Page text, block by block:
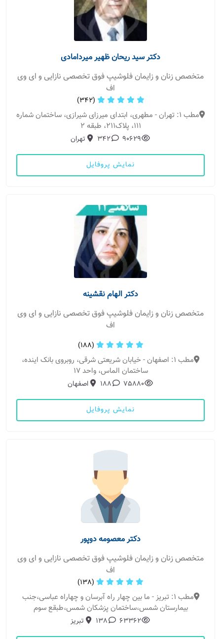
دکتر سید ریحان ظهیر میردامادی
متخصص زنان و زایمان فلوشیپ فوق تخصصی نازایی و ای وی
اف
(342)
مطب 1: تهران - مطهری، ابتدای میرزای شیرازی، ساختمان شماره
111، پلاک211، طبقه 2
90629
342 تهران
نمایش پروفایل
دکتر الهام نقشینه
متخصص زنان و زایمان فلوشیپ فوق تخصصی نازایی و ای وی
اف
(188)
مطب 1: اصفهان - خیابان شریعتی شرقی، روبروی بانک اینده،
ساختمان الماس، واحد 17
75880
188 اصفهان
نمایش پروفایل
دکتر معصومه دوپور
متخصص زنان و زایمان فلوشیپ فوق تخصصی نازایی و ای وی
اف
(138)
مطب 1: تبریز - ما بین چهار راه آبرسان و چهاراه عباسی،جنب
بیمارستان شمس،ساختمان پزشکان شمس،طبقع سوم
63362
138 تبریز